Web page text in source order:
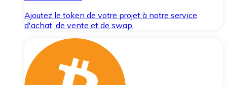
Ajoutez le token de votre projet à notre service
d'achat, de vente et de swap.